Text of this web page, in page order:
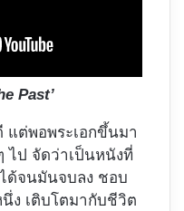
Past’
แต่พอพระเอกขึ้นมา
ไป จัดว่าเป็นหนังที่
ด้จนมันจบลง ชอบ
ง เติบโตมากับชีวิต